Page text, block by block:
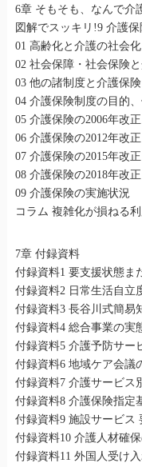
6章 そもそも、なんで介
図解でスッキリ!9 介護
01 高齢化と介護の社会化
02 社会保障・社会保険
03 他の諸制度と介護保険
04 介護保険制度の目的
05 介護保険の2006年改
06 介護保険の2012年改正
07 介護保険の2015年改正
08 介護保険の2018年改正
09 介護保険の実施状況
コラム 複雑化が損ねる
7章 付録資料
付録資料1 要支援状態ま
付録資料2 日常生活自立
付録資料3 長谷川式簡易
付録資料4 総合事業の実
付録資料5 介護予防サー
付録資料6 地域ケア会議
付録資料7 介護サービス
付録資料8 介護保険指定
付録資料9 施設サービス
付録資料10 介護人材確
付録資料11 外国人受け